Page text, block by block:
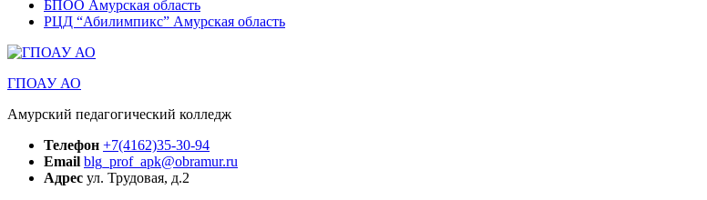
БПОО Амурская область
РЦД “Абилимпикс” Амурская область
ГПОАУ АО
Амурский педагогический колледж
Телефон +7(4162)35-30-94
Email blg_prof_apk@obramur.ru
Адрес ул. Трудовая, д.2